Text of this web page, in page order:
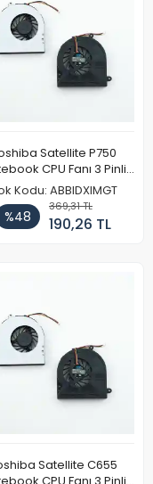
Satellite P750
CPU Fanı 3 Pinli
(Model 1)
Kodu: ABBIDXIMGT
%48
369,31 TL
190,26 TL
Satellite C655